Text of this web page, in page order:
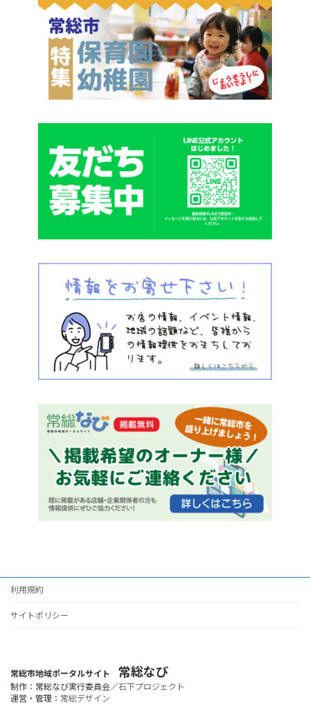
利用規約
サイトポリシー
常総市地域ポータルサイト 常総なび
制作：常総なび実行委員会／石下プロジェクト
運営・管理： 常総デザイン